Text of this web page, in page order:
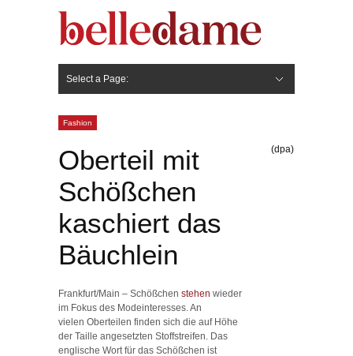
Select a Page:
Fashion
Oberteil mit
Schößchen
kaschiert das
Bäuchlein
(dpa)
Frankfurt/Main – Schößchen stehen wieder
im Fokus des Modeinteresses. An
vielen Oberteilen finden sich die auf Höhe
der Taille angesetzten Stoffstreifen. Das
englische Wort für das Schößchen ist